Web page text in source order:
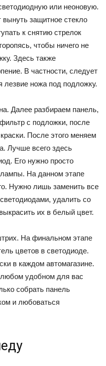
или неоновую.
защитное стекло
к снятию стрелок
чтобы ничего не
Здесь также
В частности, следует
лезвие ножа под подложку.
Далее разбираем панель,
с подложки, после
После этого меняем
Лучше всего здесь
Его нужно просто
лампы. На данном этапе
Нужно лишь заменить все
удалить со
их в белый цвет.
На финальном этапе
цветов в светодиоде.
в каждом автомагазине.
удобном для вас
собрать панель
и любоваться